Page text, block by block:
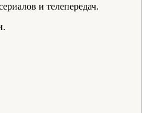
и телепередач.